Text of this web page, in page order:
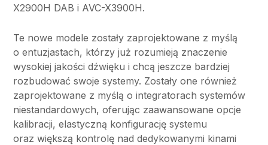
X2900H DAB i AVC-X3900H.
Te nowe modele zostały zaprojektowane z myślą
o entuzjastach, którzy już rozumieją znaczenie
wysokiej jakości dźwięku i chcą jeszcze bardziej
rozbudować swoje systemy. Zostały one również
zaprojektowane z myślą o integratorach systemów
niestandardowych, oferując zaawansowane opcje
kalibracji, elastyczną konfigurację systemu
oraz większą kontrolę nad dedykowanymi kinami